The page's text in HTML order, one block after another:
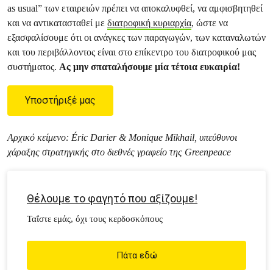
as usual” των εταιρειών πρέπει να αποκαλυφθεί, να αμφισβητηθεί
και να αντικατασταθεί με διατροφική κυριαρχία, ώστε να
εξασφαλίσουμε ότι οι ανάγκες των παραγωγών, των καταναλωτών
και του περιβάλλοντος είναι στο επίκεντρο του διατροφικού μας
συστήματος. Ας μην σπαταλήσουμε μία τέτοια ευκαιρία!
Υποστήριξέ μας
Αρχικό κείμενο: Éric Darier & Monique Mikhail, υπεύθυνοι
χάραξης στρατηγικής στο διεθνές γραφείο της Greenpeace
Θέλουμε το φαγητό που αξίζουμε!
Ταΐστε εμάς, όχι τους κερδοσκόπους
Πάτα εδώ